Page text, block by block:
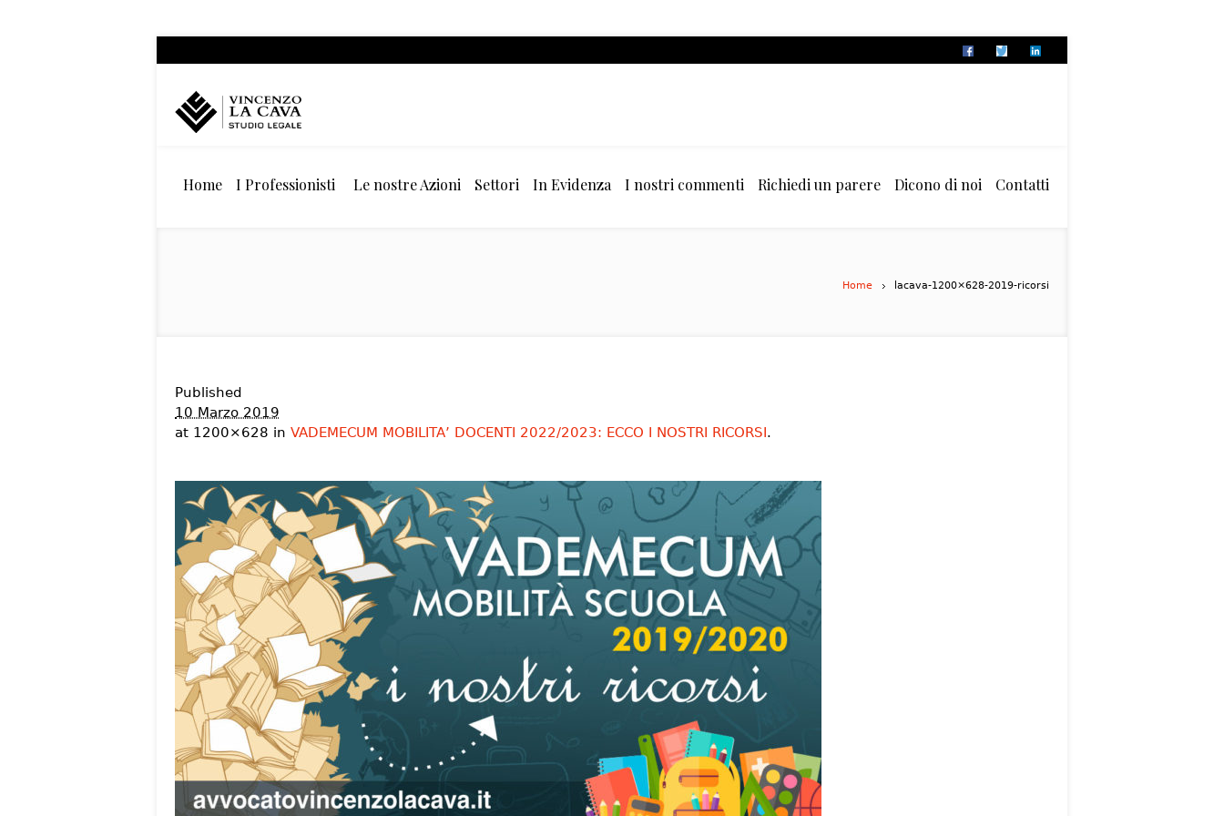
Home I Professionisti Le nostre Azioni Settori In Evidenza I nostri commenti Richiedi un parere Dicono di noi Contatti
Home lacava-1200×628-2019-ricorsi
Published
10 Marzo 2019
at 1200×628 in VADEMECUM MOBILITA’ DOCENTI 2022/2023: ECCO I NOSTRI RICORSI.